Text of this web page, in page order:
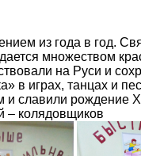
из года в год.
множеством
на Руси и
в играх, танцах и
и славили рождение
– колядовщиков